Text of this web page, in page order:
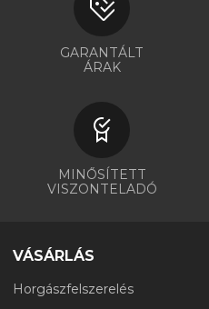
GARANTÁLT
ÁRAK
MINŐSÍTETT
VISZONTELADÓ
VÁSÁRLÁS
Horgászfelszerelés